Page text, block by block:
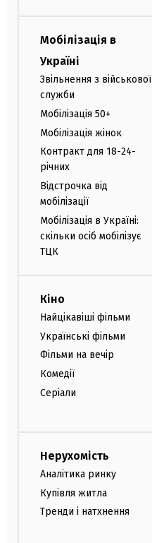
Мобілізація в
Україні
Звільнення з військової
служби
Мобілізація 50+
Мобілізація жінок
Контракт для 18-24-
річних
Відстрочка від
мобілізації
Мобілізація в Україні:
скільки осіб мобілізує
ТЦК
Кіно
Найцікавіші фільми
Українські фільми
Фільми на вечір
Комедії
Серіали
Нерухомість
Аналітика ринку
Купівля житла
Тренди і натхнення